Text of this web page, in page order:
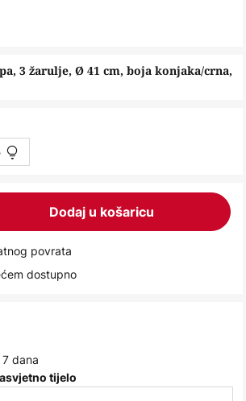
3 žarulje, Ø 41 cm, boja konjaka/crna,
Dodaj u košaricu
povrata
dostupno
dana
tijelo